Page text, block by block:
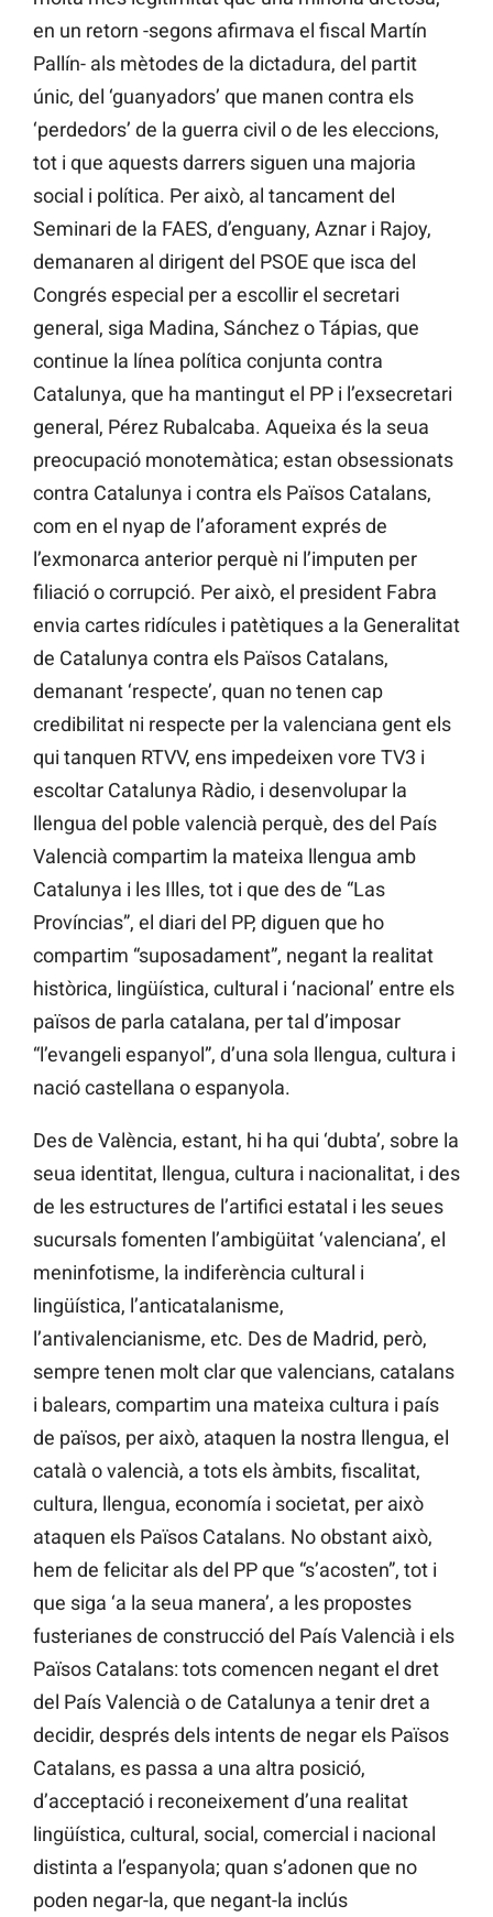
en un retorn -segons afirmava el fiscal Martín
Pallín- als mètodes de la dictadura, del partit
únic, del ‘guanyadors’ que manen contra els
‘perdedors’ de la guerra civil o de les eleccions,
tot i que aquests darrers siguen una majoria
social i política. Per això, al tancament del
Seminari de la FAES, d’enguany, Aznar i Rajoy,
demanaren al dirigent del PSOE que isca del
Congrés especial per a escollir el secretari
general, siga Madina, Sánchez o Tápias, que
continue la línea política conjunta contra
Catalunya, que ha mantingut el PP i l’exsecretari
general, Pérez Rubalcaba. Aqueixa és la seua
preocupació monotemàtica; estan obsessionats
contra Catalunya i contra els Països Catalans,
com en el nyap de l’aforament exprés de
l’exmonarca anterior perquè ni l’imputen per
filiació o corrupció. Per això, el president Fabra
envia cartes ridícules i patètiques a la Generalitat
de Catalunya contra els Països Catalans,
demanant ‘respecte’, quan no tenen cap
credibilitat ni respecte per la valenciana gent els
qui tanquen RTVV, ens impedeixen vore TV3 i
escoltar Catalunya Ràdio, i desenvolupar la
llengua del poble valencià perquè, des del País
Valencià compartim la mateixa llengua amb
Catalunya i les Illes, tot i que des de “Las
Províncias”, el diari del PP, diguen que ho
compartim “suposadament”, negant la realitat
històrica, lingüística, cultural i ‘nacional’ entre els
països de parla catalana, per tal d’imposar
“l’evangeli espanyol”, d’una sola llengua, cultura i
nació castellana o espanyola.
Des de València, estant, hi ha qui ‘dubta’, sobre la
seua identitat, llengua, cultura i nacionalitat, i des
de les estructures de l’artifici estatal i les seues
sucursals fomenten l’ambigüitat ‘valenciana’, el
meninfotisme, la indiferència cultural i
lingüística, l’anticatalanisme,
l’antivalencianisme, etc. Des de Madrid, però,
sempre tenen molt clar que valencians, catalans
i balears, compartim una mateixa cultura i país
de països, per això, ataquen la nostra llengua, el
català o valencià, a tots els àmbits, fiscalitat,
cultura, llengua, economía i societat, per això
ataquen els Països Catalans. No obstant això,
hem de felicitar als del PP que “s’acosten”, tot i
que siga ‘a la seua manera’, a les propostes
fusterianes de construcció del País Valencià i els
Països Catalans: tots comencen negant el dret
del País Valencià o de Catalunya a tenir dret a
decidir, després dels intents de negar els Països
Catalans, es passa a una altra posició,
d’acceptació i reconeixement d’una realitat
lingüística, cultural, social, comercial i nacional
distinta a l’espanyola; quan s’adonen que no
poden negar-la, que negant-la inclús